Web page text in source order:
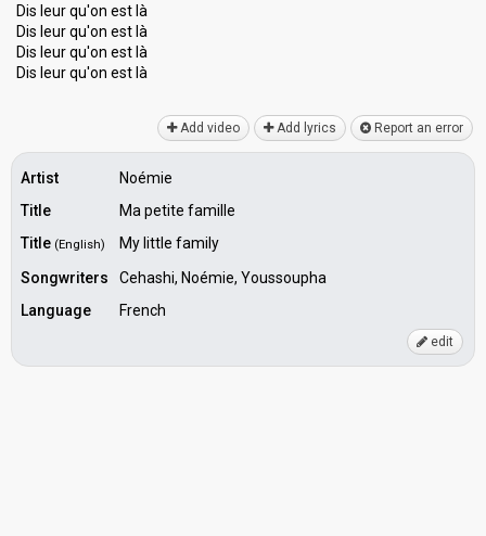
Dis leur qu'on est là
Dis leur qu'on est là
Dis leur qu'on est là
Dis leur qu'on eѕt là
Add video Add lyrics Report an error
Artist
Noémie
Title
Ma petite famille
Title (English)
My little family
Songwriters
Cehashi, Noémie, Youssoupha
Language
French
edit